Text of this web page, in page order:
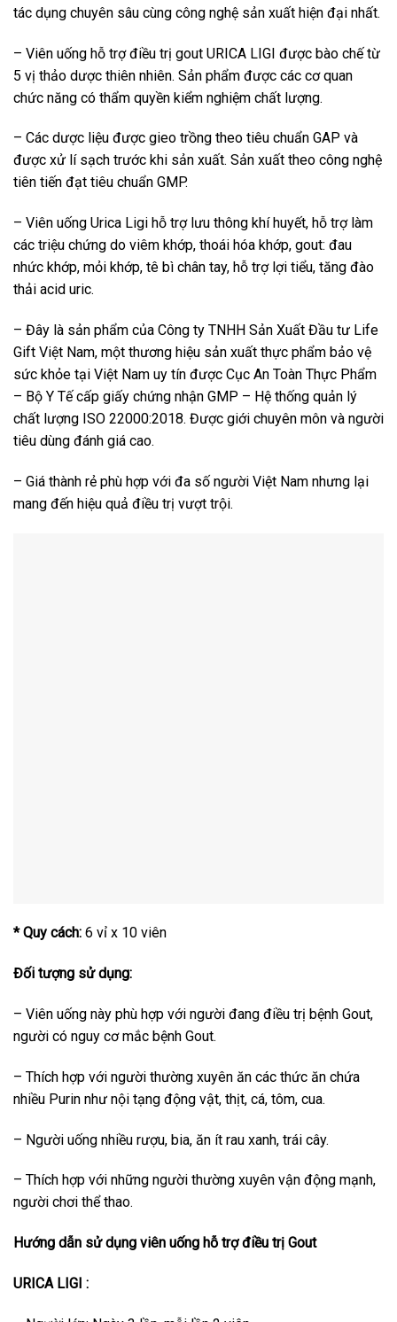
tác dụng chuyên sâu cùng công nghệ sản xuất hiện đại nhất.
– Viên uống hỗ trợ điều trị gout URICA LIGI được bào chế từ
5 vị thảo dược thiên nhiên. Sản phẩm được các cơ quan
chức năng có thẩm quyền kiểm nghiệm chất lượng.
– Các dược liệu được gieo trồng theo tiêu chuẩn GAP và
được xử lí sạch trước khi sản xuất. Sản xuất theo công nghệ
tiên tiến đạt tiêu chuẩn GMP.
– Viên uống Urica Ligi hỗ trợ lưu thông khí huyết, hỗ trợ làm
các triệu chứng do viêm khớp, thoái hóa khớp, gout: đau
nhức khớp, mỏi khớp, tê bì chân tay, hỗ trợ lợi tiểu, tăng đào
thải acid uric.
– Đây là sản phẩm của Công ty TNHH Sản Xuất Đầu tư Life
Gift Việt Nam, một thương hiệu sản xuất thực phẩm bảo vệ
sức khỏe tại Việt Nam uy tín được Cục An Toàn Thực Phẩm
– Bộ Y Tế cấp giấy chứng nhận GMP – Hệ thống quản lý
chất lượng ISO 22000:2018. Được giới chuyên môn và người
tiêu dùng đánh giá cao.
– Giá thành rẻ phù hợp với đa số người Việt Nam nhưng lại
mang đến hiệu quả điều trị vượt trội.
* Quy cách: 6 vỉ x 10 viên
Đối tượng sử dụng:
– Viên uống này phù hợp với người đang điều trị bệnh Gout,
người có nguy cơ mắc bệnh Gout.
– Thích hợp với người thường xuyên ăn các thức ăn chứa
nhiều Purin như nội tạng động vật, thịt, cá, tôm, cua.
– Người uống nhiều rượu, bia, ăn ít rau xanh, trái cây.
– Thích hợp với những người thường xuyên vận động mạnh,
người chơi thể thao.
Hướng dẫn sử dụng viên uống hỗ trợ điều trị Gout
URICA LIGI :